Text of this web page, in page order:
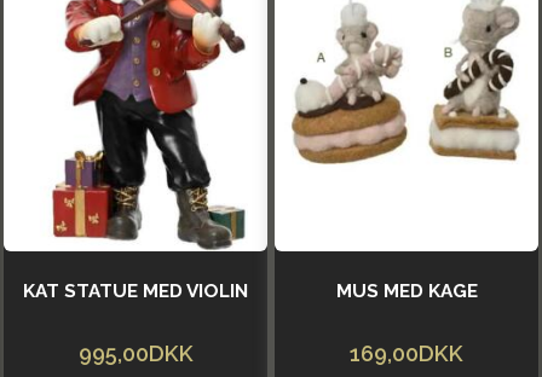
KAT STATUE MED VIOLIN
995,00DKK
MUS MED KAGE
169,00DKK